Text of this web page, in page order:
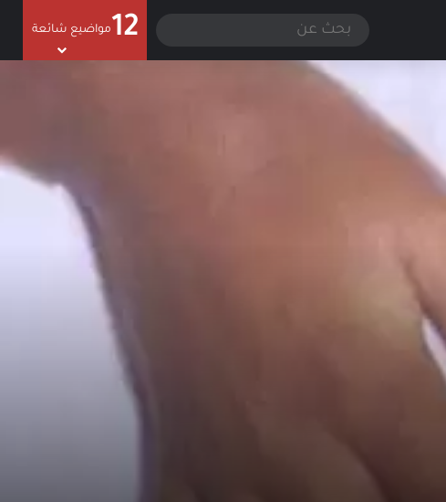
تسجيل الدخول
الوضع المظلم
عن
12 مواضيع شائعة